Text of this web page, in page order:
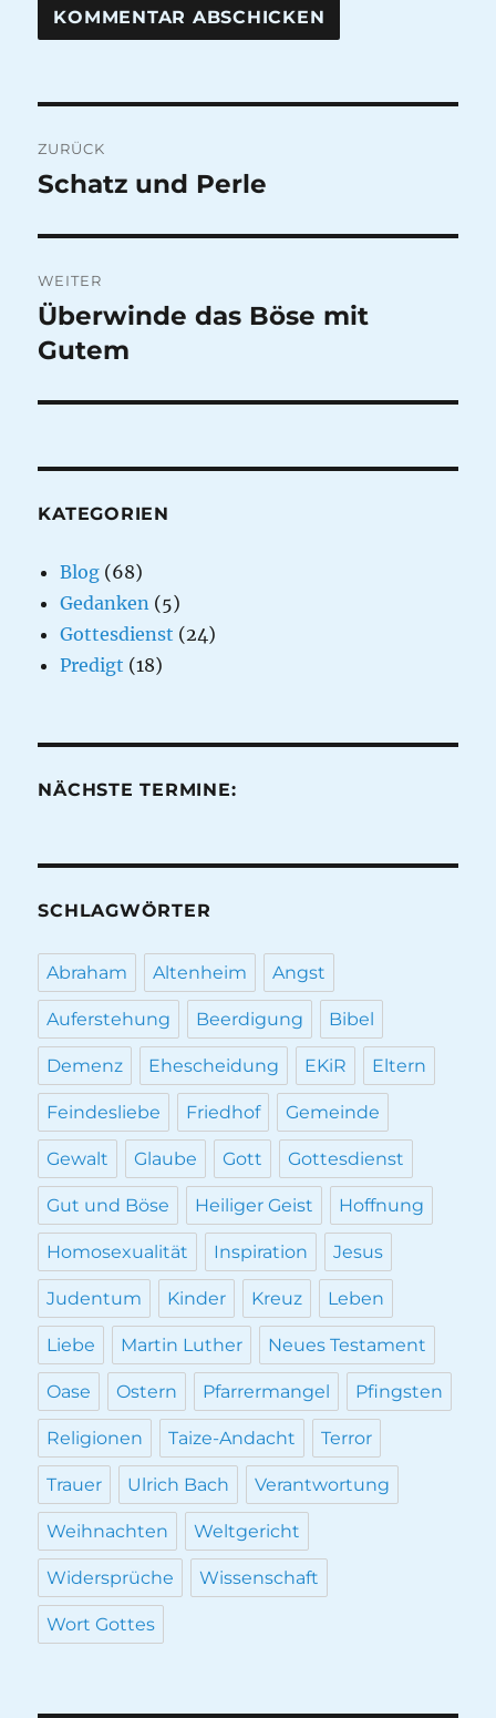
ZURÜCK
Vorheriger
Schatz und Perle
WEITER
Nächster
Beitrag:
Überwinde das Böse mit
Gutem
KATEGORIEN
Blog (68)
Gedanken (5)
Gottesdienst (24)
Predigt (18)
NÄCHSTE TERMINE:
SCHLAGWÖRTER
Abraham Altenheim Angst
Auferstehung Beerdigung Bibel
Demenz Ehescheidung EKiR Eltern
Feindesliebe Friedhof Gemeinde
Gewalt Glaube Gott Gottesdienst
Gut und Böse Heiliger Geist Hoffnung
Homosexualität Inspiration Jesus
Judentum Kinder Kreuz Leben
Liebe Martin Luther Neues Testament
Oase Ostern Pfarrermangel Pfingsten
Religionen Taize-Andacht Terror
Trauer Ulrich Bach Verantwortung
Weihnachten Weltgericht
Widersprüche Wissenschaft
Wort Gottes